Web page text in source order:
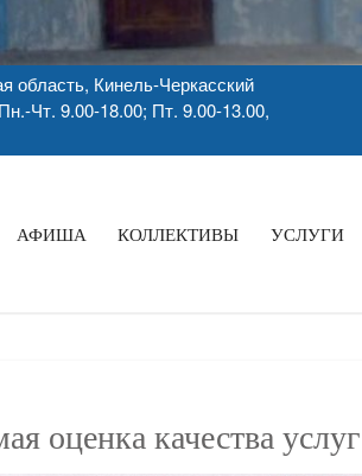
область, Кинель-Черкасский
Чт. 9.00-18.00; Пт. 9.00-13.00,
АФИША КОЛЛЕКТИВЫ УСЛУГИ
оценка качества